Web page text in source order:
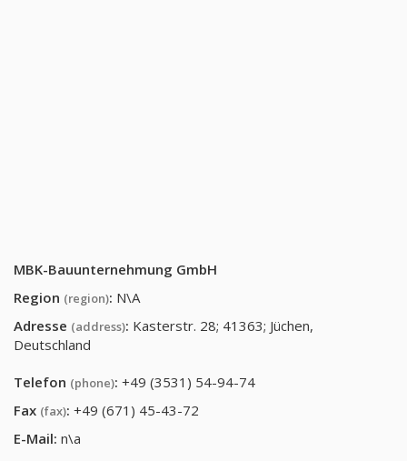
MBK-Bauunternehmung GmbH
Region (region): N\A
Adresse (address): Kasterstr. 28; 41363; Jüchen,
Deutschland
Telefon (phone): +49 (3531) 54-94-74
Fax (fax): +49 (671) 45-43-72
E-Mail: n\a